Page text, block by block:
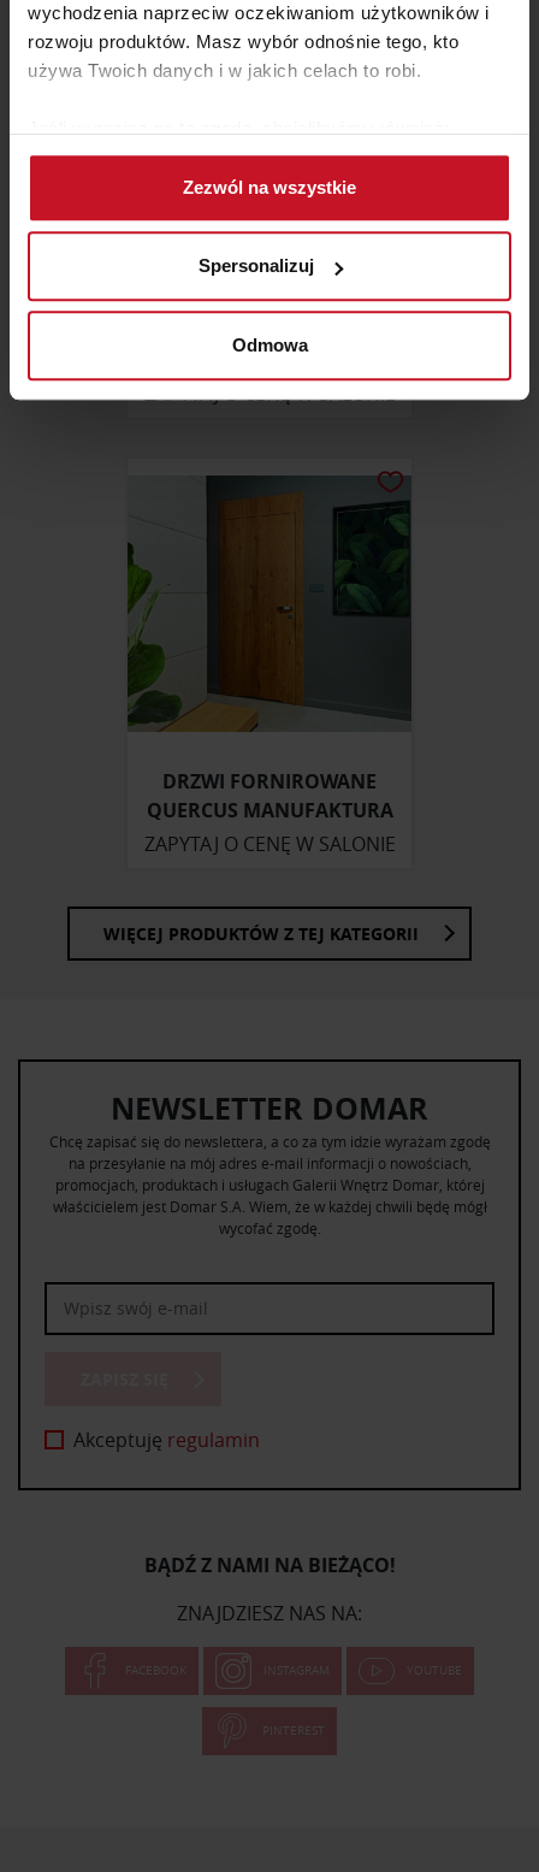
wychodzenia naprzeciw oczekiwaniom użytkowników i
rozwoju produktów. Masz wybór odnośnie tego, kto
używa Twoich danych i w jakich celach to robi.
Gromadzić dane dotyczące Twojej lokalizacji
geograficznej z dokładnością nawet do kilku metrów
Identyfikować Twoje urządzenie, aktywnie
(fingerprinting, czyli wirtualny odcisk palca)
Dowiedz się więcej odnośnie tego, jak Twoje osobiste
dane są przetwarzane oraz ustaw własne preferencje w
zmienić lub wycofać swoją zgodę w dowolnej chwili.
i reklam, aby oferować funkcje społecznościowe i
analizować ruch w naszej witrynie. Informacje o tym, jak
korzystasz z naszej witryny, udostępniamy partnerom
społecznościowym, reklamowym i analitycznym.
Partnerzy mogą połączyć te informacje z innymi danymi
otrzymanymi od Ciebie lub uzyskanymi podczas
korzystania z ich usług.
Zezwól na wszystkie
Spersonalizuj
Odmowa
DOORS
ZAPYTAJ O CENĘ W SALONIE
DRZWI FORNIROWANE
QUERCUS MANUFAKTURA
ZAPYTAJ O CENĘ W SALONIE
WIĘCEJ PRODUKTÓW Z TEJ KATEGORII
NEWSLETTER DOMAR
Chcę zapisać się do newslettera, a co za tym idzie wyrażam zgodę
na przesyłanie na mój adres e-mail informacji o nowościach,
promocjach, produktach i usługach Galerii Wnętrz Domar, której
właścicielem jest Domar S.A. Wiem, że w każdej chwili będę mógł
wycofać zgodę.
Akceptuję regulamin
BĄDŹ Z NAMI NA BIEŻĄCO!
ZNAJDZIESZ NAS NA:
FACEBOOK INSTAGRAM YOUTUBE
PINTEREST